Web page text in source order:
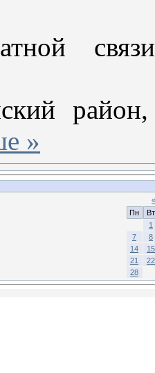
»
«
Пн
Вт
1
7
8
14
15
21
22
28